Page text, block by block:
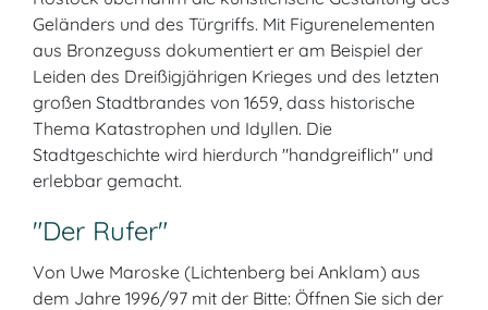
Geländers und des Türgriffs. Mit Figurenelementen
aus Bronzeguss dokumentiert er am Beispiel der
Leiden des Dreißigjährigen Krieges und des letzten
großen Stadtbrandes von 1659, dass historische
Thema Katastrophen und Idyllen. Die
Stadtgeschichte wird hierdurch "handgreiflich" und
erlebbar gemacht.
"Der Rufer"
Von Uwe Maroske (Lichtenberg bei Anklam) aus
dem Jahre 1996/97 mit der Bitte: Öffnen Sie sich der